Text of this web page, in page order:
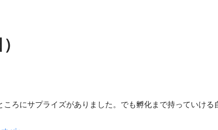
ろにサプライズがありました。でも孵化まで持っていける